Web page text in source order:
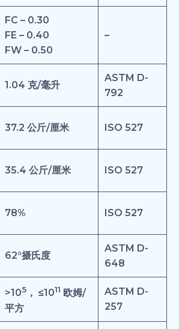
FC – 0.30
FE – 0.40
FW – 0.50
–
1.04 克/毫升
ASTM D-
792
37.2 公斤/厘米 ISO 527
35.4 公斤/厘米 ISO 527
78% ISO 527
62°摄氏度
ASTM D-
648
>105 ， ≤1011 欧姆/
平方
ASTM D-
257